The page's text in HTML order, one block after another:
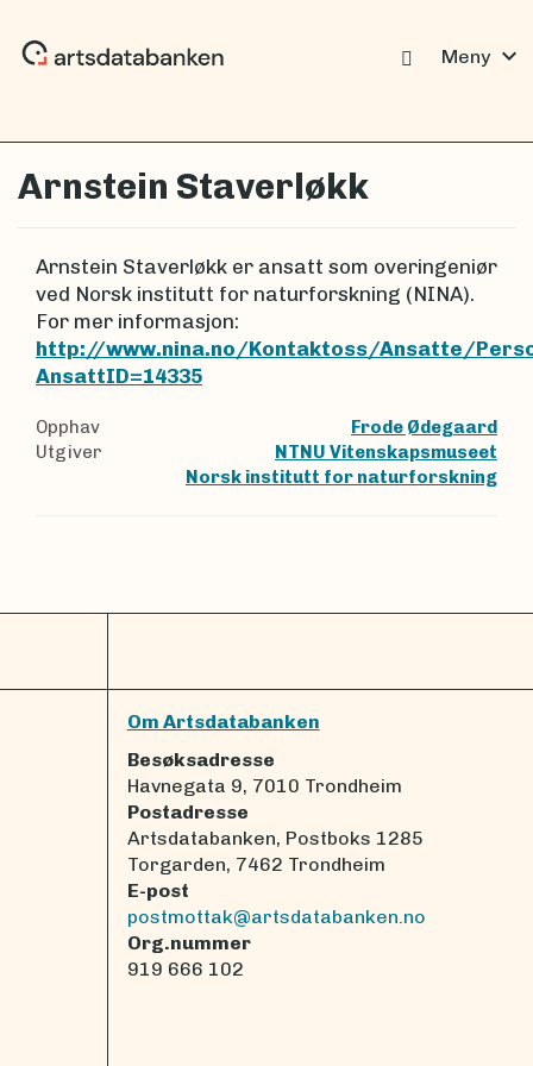
Meny expand_more
Arnstein Staverløkk
Arnstein Staverløkk er ansatt som overingeniør
ved Norsk institutt for naturforskning (NINA).
For mer informasjon:
http://www.nina.no/Kontaktoss/Ansatte/
AnsattID=14335
Opphav
Frode Ødegaard
Utgiver
NTNU Vitenskapsmuseet
Norsk institutt for naturforskning
Om Artsdatabanken
Besøksadresse
Havnegata 9, 7010 Trondheim
Postadresse
Artsdatabanken, Postboks 1285
Torgarden, 7462 Trondheim
E-post
postmottak@artsdatabanken.no
Org.nummer
919 666 102